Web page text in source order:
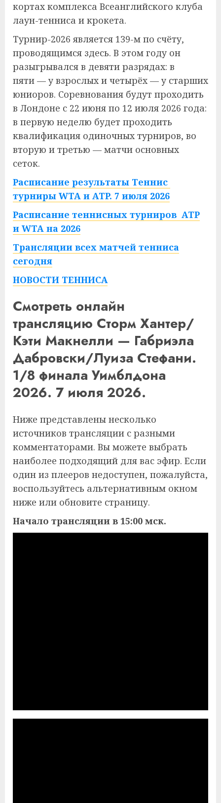
кортах комплекса Всеанглийского клуба
лаун-тенниса и крокета.
Турнир-2026 является 139-м по счёту,
проводящимся здесь. В этом году он
разыгрывался в девяти разрядах: в
пяти — у взрослых и четырёх — у старших
юниоров. Соревнования будут проходить
в Лондоне с 22 июня по 12 июля 2026 года:
в первую неделю будет проходить
квалификация одиночных турниров, во
вторую и третью — матчи основных
сеток.
Расписание результаты Теннис
турниры WTA и ATP. 7 июля 2026
Расписание теннисных турниров ATP
и WTA на 2026
Трансляции всех матчей тенниса
сегодня
НОВОСТИ ТЕННИСА
Смотреть онлайн
трансляцию Сторм Хантер/
Кэти Макнелли — Габриэла
Дабровски/Луиза Стефани.
1/8 финала Уимблдона
2026. 7 июля 2026.
Ниже представлены несколько
источников трансляции с разными
комментаторами. Вы можете выбрать
наиболее подходящий для вас эфир. Если
один из плееров недоступен, пожалуйста,
воспользуйтесь альтернативным окном
ниже или обновите страницу.
Начало трансляции в 15:00 мск.